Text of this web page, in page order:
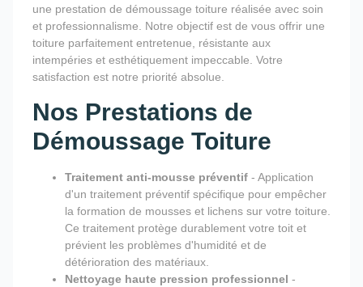
une prestation de démoussage toiture réalisée avec soin
et professionnalisme. Notre objectif est de vous offrir une
toiture parfaitement entretenue, résistante aux
intempéries et esthétiquement impeccable. Votre
satisfaction est notre priorité absolue.
Nos Prestations de
Démoussage Toiture
Traitement anti-mousse préventif - Application
d'un traitement préventif spécifique pour empêcher
la formation de mousses et lichens sur votre toiture.
Ce traitement protège durablement votre toit et
prévient les problèmes d'humidité et de
détérioration des matériaux.
Nettoyage haute pression professionnel -